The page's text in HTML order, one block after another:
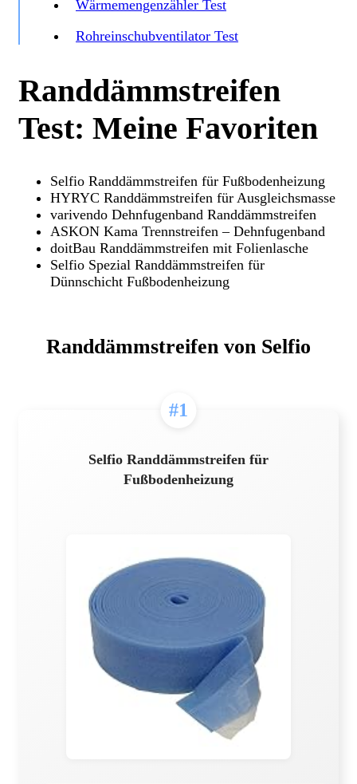
Wärmemengenzähler Test
Rohreinschubventilator Test
Randdämmstreifen
Test: Meine Favoriten
Selfio Randdämmstreifen für Fußbodenheizung
HYRYC Randdämmstreifen für Ausgleichsmasse
varivendo Dehnfugenband Randdämmstreifen
ASKON Kama Trennstreifen – Dehnfugenband
doitBau Randdämmstreifen mit Folienlasche
Selfio Spezial Randdämmstreifen für
Dünnschicht Fußbodenheizung
Randdämmstreifen von Selfio
#1
Selfio Randdämmstreifen für
Fußbodenheizung